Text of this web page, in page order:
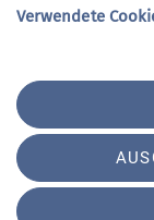
gibt’s,
->
an
Hermangasse 1
90518 Altdorf
Telefon +499187959363
Verwendete